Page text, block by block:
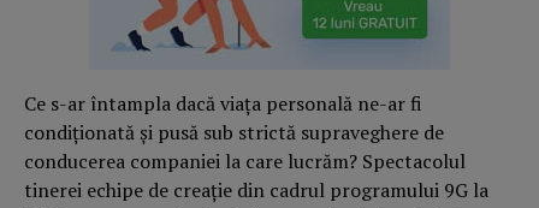
Ce s-ar întampla dacă viața personală ne-ar fi
condiționată și pusă sub strictă supraveghere de
conducerea companiei la care lucrăm? Spectacolul
tinerei echipe de creație din cadrul programului 9G la